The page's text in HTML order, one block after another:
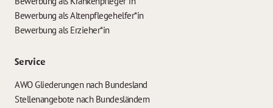
Bewerbung als Altenpflegehelfer*in
Bewerbung als Erzieher*in
Service
AWO Gliederungen nach Bundesland
Stellenangebote nach Bundesländern